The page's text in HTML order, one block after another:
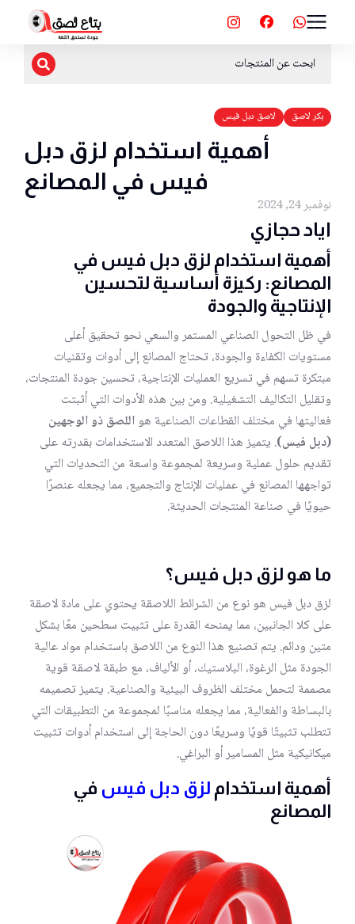
بكر لاصق لاصق دبل فيس
أهمية استخدام لزق دبل
فيس في المصانع
نوفمبر 24, 2024
اياد حجازي
أهمية استخدام لزق دبل فيس في
المصانع: ركيزة أساسية لتحسين
الإنتاجية والجودة
في ظل التحول الصناعي المستمر والسعي نحو تحقيق أعلى
مستويات الكفاءة والجودة، تحتاج المصانع إلى أدوات وتقنيات
مبتكرة تسهم في تسريع العمليات الإنتاجية، تحسين جودة المنتجات،
وتقليل التكاليف التشغيلية. ومن بين هذه الأدوات التي أثبتت
فعاليتها في مختلف القطاعات الصناعية هواللصق ذو الوجهين
(دبل فيس). يتميز هذا اللاصق المتعدد الاستخدامات بقدرته على
تقديم حلول عملية وسريعة لمجموعة واسعة من التحديات التي
تواجهها المصانع في عمليات الإنتاج والتجميع، مما يجعله عنصرًا
حيويًا في صناعة المنتجات الحديثة.
ما هو لزق دبل فيس؟
لزق دبل فيس هو نوع من الشرائط اللاصقة يحتوي على مادة لاصقة
على كلا الجانبين، مما يمنحه القدرة على تثبيت سطحين معًا بشكل
متين ودائم. يتم تصنيع هذا النوع من اللاصق باستخدام مواد عالية
الجودة مثل الرغوة، البلاستيك، أو الألياف، مع طبقة لاصقة قوية
مصممة لتحمل مختلف الظروف البيئية والصناعية. يتميز تصميمه
بالبساطة والفعالية، مما يجعله مناسبًا لمجموعة من التطبيقات التي
تتطلب تثبيتًا قويًا وسريعًا دون الحاجة إلى استخدام أدوات تثبيت
ميكانيكية مثل المسامير أو البراغي.
أهمية استخدام لزق دبل فيس في
المصانع